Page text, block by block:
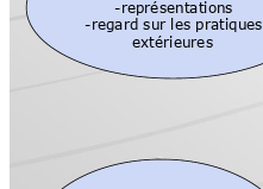
-représentations
-regard sur les pratiques
extérieures